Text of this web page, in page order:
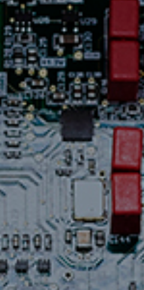
Assistance
Nous
joindre
Nouvelles
Carrières
Trouver
une
boutique